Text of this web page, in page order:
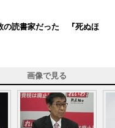
の読書家だった 『死ぬほ
画像で見る